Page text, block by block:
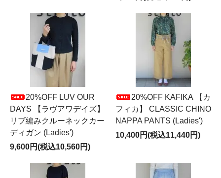
20%OFF LUV OUR
DAYS 【ラヴアワデイズ】
リブ編みクルーネックカー
ディガン (Ladies')
9,600円(税込10,560円)
20%OFF KAFIKA 【カ
フィカ】 CLASSIC CHINO
NAPPA PANTS (Ladies')
10,400円(税込11,440円)